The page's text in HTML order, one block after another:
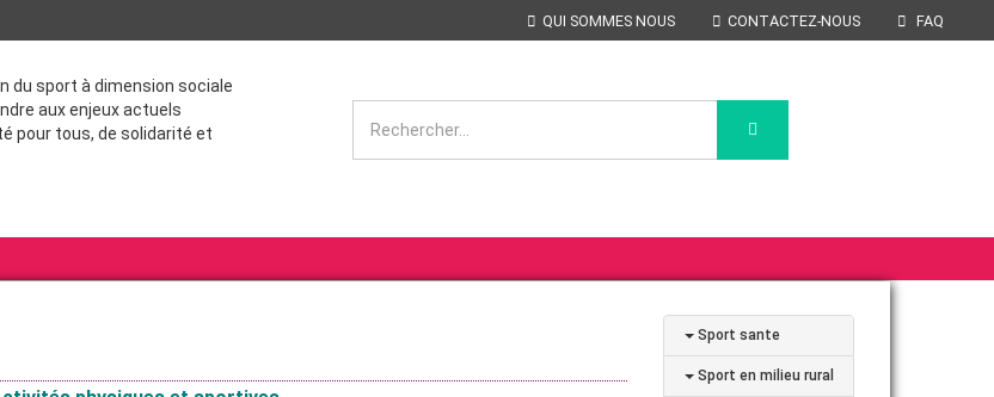
QUI SOMMES NOUS CONTACTEZ-NOUS FAQ
du sport à dimension sociale
aux enjeux actuels
pour tous, de solidarité et
Sport sante
Sport en milieu rural